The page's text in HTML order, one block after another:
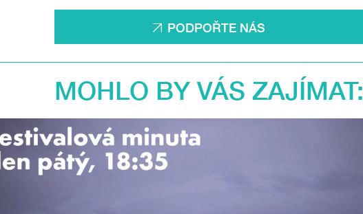
PODPOŘTE NÁS
MOHLO BY VÁS ZAJÍMAT: